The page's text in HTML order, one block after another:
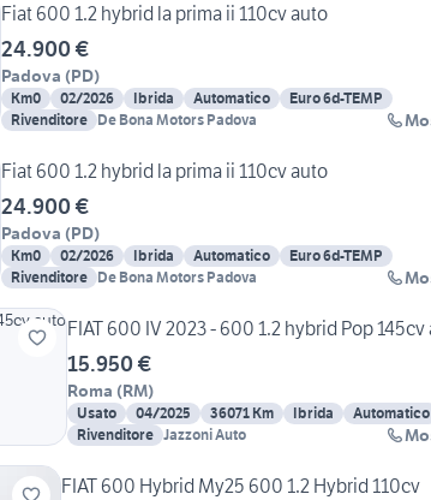
Fiat 600 1.2 hybrid la prima ii 110cv auto
24.900 €
Padova (PD)
Km0 02/2026 Ibrida Automatico
Euro 6d-TEMP
Rivenditore De Bona Motors Padova
Fiat 600 1.2 hybrid la prima ii 110cv auto
24.900 €
Padova (PD)
Km0 02/2026 Ibrida Automatico
Euro 6d-TEMP
Rivenditore De Bona Motors Padova
FIAT 600 IV 2023 - 600 1.2 hybrid Pop 145cv
15.950 €
Roma (RM)
Usato 04/2025 36071 Km Ibrida Automatico
Rivenditore Jazzoni Auto
FIAT 600 Hybrid My25 600 1.2 Hybrid 110cv